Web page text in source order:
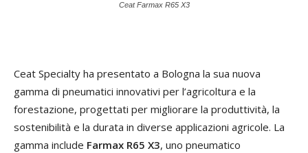
Ceat Farmax R65 X3
Ceat Specialty ha presentato a Bologna la sua nuova
gamma di pneumatici innovativi per l’agricoltura e la
forestazione, progettati per migliorare la produttività, la
sostenibilità e la durata in diverse applicazioni agricole. La
gamma include Farmax R65 X3, uno pneumatico